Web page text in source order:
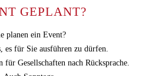
GEPLANT?
planen ein Event?
es für Sie ausführen zu dürfen.
für Gesellschaften nach Rücksprache.